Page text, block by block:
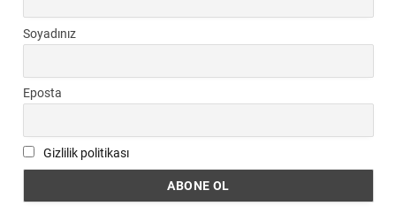
Soyadınız
Eposta
Gizlilik politikası